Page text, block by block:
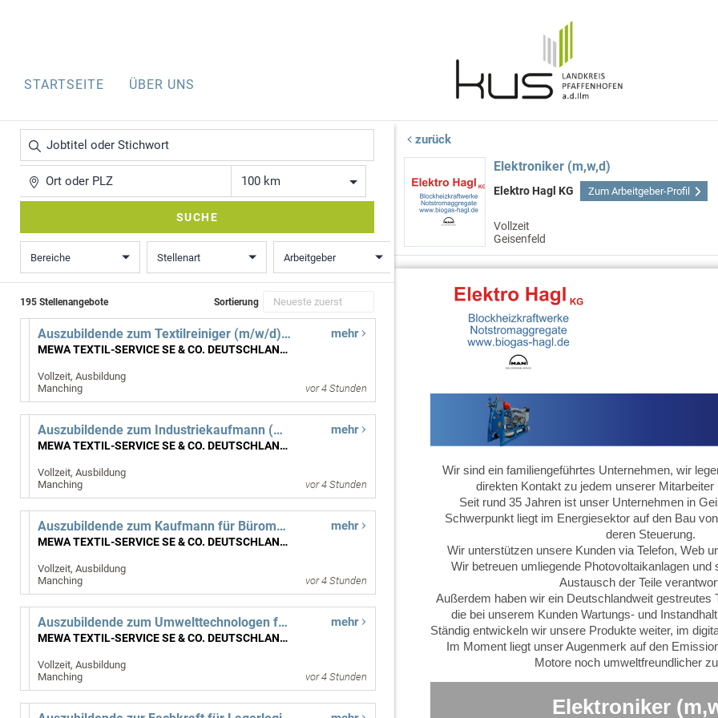
STARTSEITE ÜBER UNS
oder
Stichwort
SUCHE
Bereiche Stellenart Arbeitgeber
195 Stellenangebote Sortierung
Auszubildende zum Textilreiniger (m/w/d) ab September 2027
MEWA TEXTIL-SERVICE SE & CO. DEUTSCHLAND OHG
Vollzeit, Ausbildung
Manching
mehr
vor 4 Stunden
Auszubildende zum Industriekaufmann (m/w/d) ab September 2027
MEWA TEXTIL-SERVICE SE & CO. DEUTSCHLAND OHG
Vollzeit, Ausbildung
Manching
mehr
vor 4 Stunden
Auszubildende zum Kaufmann für Büromanagement (m/w/d) ab September 2027
MEWA TEXTIL-SERVICE SE & CO. DEUTSCHLAND OHG
Vollzeit, Ausbildung
Manching
mehr
vor 4 Stunden
Auszubildende zum Umwelttechnologen für Abwasserbewirtschaftung (m/w/d) ab September 2027
MEWA TEXTIL-SERVICE SE & CO. DEUTSCHLAND OHG
Vollzeit, Ausbildung
Manching
mehr
vor 4 Stunden
zurück
Elektroniker (m,w,d)
Elektro Hagl KG Zum Arbeitgeber-Profil
Vollzeit
Geisenfeld